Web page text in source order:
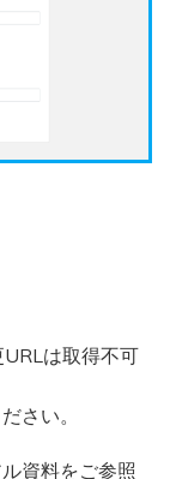
は取得不可
さい。
資料をご参照